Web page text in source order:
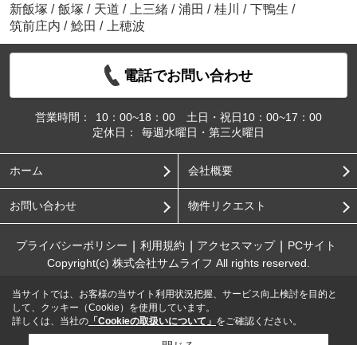
新飯塚 / 飯塚 / 天道 / 上三緒 / 浦田 / 桂川 / 下鴨生 /
筑前庄内 / 鯰田 / 上穂波
電話でお問い合わせ
営業時間：
10：00~18：00 土日・祝日10：00~17：00
定休日：
毎週水曜日・第三火曜日
ホーム 会社概要
お問い合わせ 物件リクエスト
プライバシーポリシー 利用規約 アクセスマップ
PCサイト
Copyright(c) 株式会社サムライフ All rights reserved.
当サイトでは、お客様の当サイト利用状況把握、サービス向上検討を目的と
して、クッキー（Cookie）を使用しています。
詳しくは、当社の 「Cookieの取扱いについて」 をご確認ください。